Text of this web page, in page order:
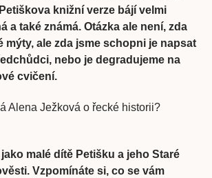
knižní verze bájí velmi
a také známá. Otázka ale není, zda
mýty, ale zda jsme schopni je napsat
nebo je degradujeme na
cvičení.
Alena Ježková o řecké historii?
malé dítě Petišku a jeho Staré
Vzpomínáte si, co se vám